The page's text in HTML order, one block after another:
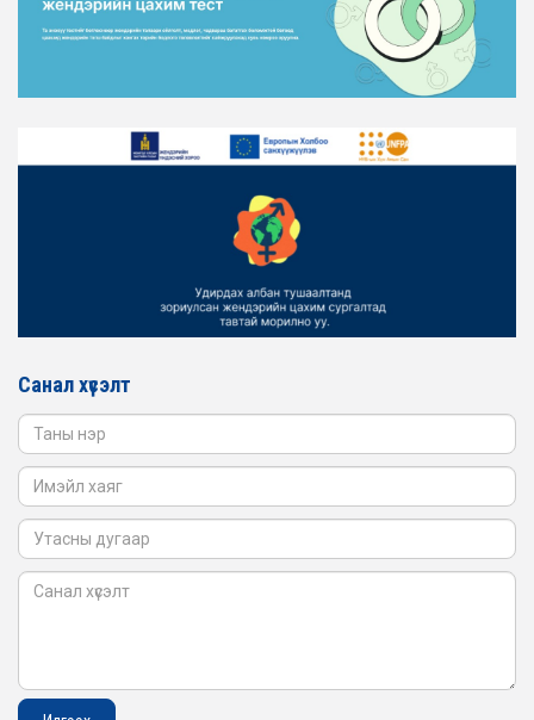
ЖЕНДЭРИЙН ЭРХ ТЭГШ БАЙДЛЫГ ХАНГАХ ҮЙЛ
АЖИЛЛАГААГ ЭРЧИМЖҮҮЛЭХ САРЫН ХУВААРЬТАЙ
2026-02-16
ТӨЛӨӨЛӨЛ ЗАМ ТЭЭВРИЙН ЯАМАНД АЖИЛЛАВ
ЖЕНДЭРИЙН ҮНДЭСНИЙ ХОРООНЫ АЖЛЫН АЛБАНЫ
ТӨЛӨӨЛӨЛ БАТЛАН ХАМГААЛАХ ЯАМАНД
Санал хүсэлт